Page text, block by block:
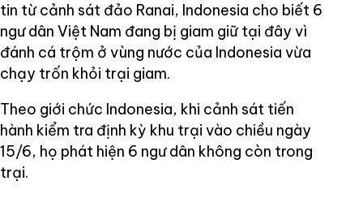
tin từ cảnh sát đảo Ranai, Indonesia cho biết 6
ngư dân Việt Nam đang bị giam giữ tại đây vì
đánh cá trộm ở vùng nước của Indonesia vừa
chạy trốn khỏi trại giam.
Theo giới chức Indonesia, khi cảnh sát tiến
hành kiểm tra định kỳ khu trại vào chiều ngày
15/6, họ phát hiện 6 ngư dân không còn trong
trại.